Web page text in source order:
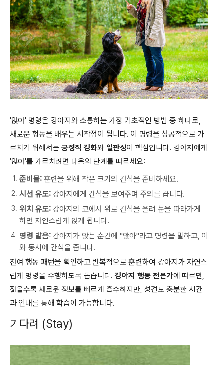
'앉아' 명령은 강아지와 소통하는 가장 기초적인 방법 중 하나로,
새로운 행동을 배우는 시작점이 됩니다. 이 명령을 성공적으로 가
르치기 위해서는 긍정적 강화와 일관성이 핵심입니다. 강아지에게
'앉아'를 가르치려면 다음의 단계를 따르세요:
준비물: 훈련을 위해 작은 크기의 간식을 준비하세요.
시선 유도: 강아지에게 간식을 보여주며 주의를 끕니다.
위치 유도: 강아지의 코에서 위로 간식을 올려 눈을 따라가게
하면 자연스럽게 앉게 됩니다.
명령 발음: 강아지가 앉는 순간에 "앉아"라고 명령을 말하고, 이
와 동시에 간식을 줍니다.
잔여 행동 패턴을 확인하고 반복적으로 훈련하여 강아지가 자연스
럽게 명령을 수행하도록 돕습니다. 강아지 행동 전문가에 따르면,
젊을수록 새로운 정보를 빠르게 흡수하지만, 성견도 충분한 시간
과 인내를 통해 학습이 가능합니다.
기다려 (Stay)